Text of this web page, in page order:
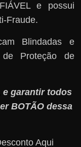
e possui
Fraude.
Blindadas e
de Proteção de
e garantir todos
BOTÃO dessa
Aqui